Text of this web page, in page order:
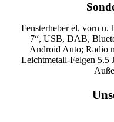
Fensterheber el. vorn
7“, USB, DAB,
Android Auto; Radio
Leichtmetall-Felgen 5.5